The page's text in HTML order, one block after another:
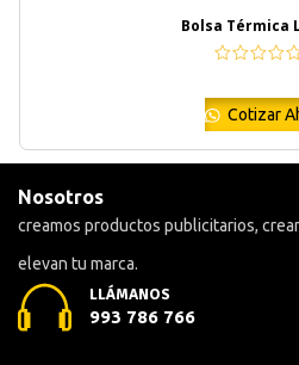
Bolsa Térmica
Cotizar
Nosotros
creamos productos publicitarios,
elevan tu marca.
LLÁMANOS
993 786 766